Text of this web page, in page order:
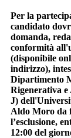
Per la
candidato
domanda,
conformità
(disponibile
indirizzo),
Dipartimento
Rigenerativa
J)
Aldo Moro da
l’esclusione,
12:00 del